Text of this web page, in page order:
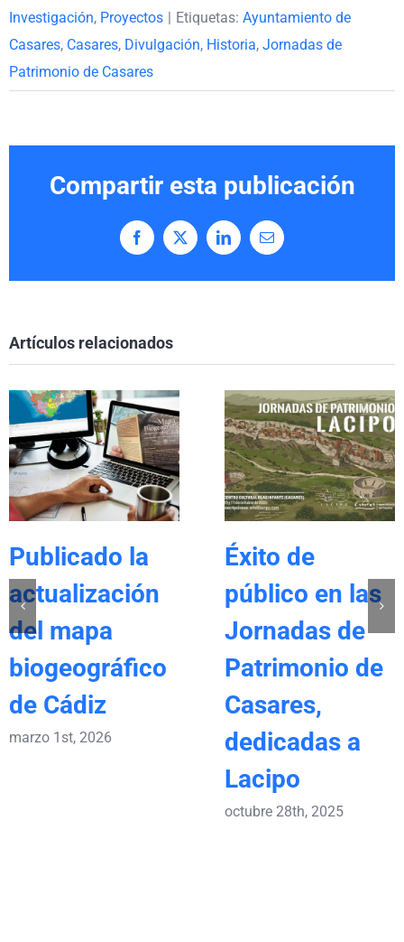
Investigación, Proyectos | Etiquetas: Ayuntamiento de
Casares, Casares, Divulgación, Historia, Jornadas de
Patrimonio de Casares
Compartir esta publicación
Facebook
X LinkedInCorreo
electrónico
Artículos relacionados
Publicado la
actualización
del mapa
biogeográfico
de Cádiz
marzo 1st, 2026
Éxito de
público en las
Jornadas de
Patrimonio de
Casares,
dedicadas a
Lacipo
octubre 28th, 2025